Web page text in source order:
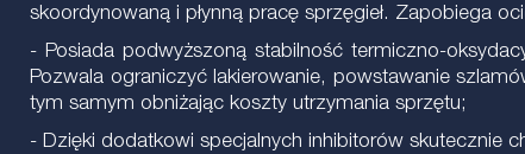
skoordynowaną i płynną pracę sprzęgieł. Zapobiega
- Posiada podwyższoną stabilność termiczno-
Pozwala ograniczyć lakierowanie, powstawanie
tym samym obniżając koszty utrzymania sprzętu;
- Dzięki dodatkowi specjalnych inhibitorów skutecznie